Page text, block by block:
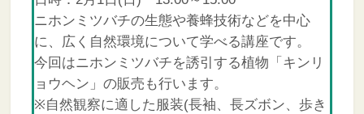
ニホンミツバチの生態や養蜂技術などを中心
に、広く自然環境について学べる講座です。
今回はニホンミツバチを誘引する植物「キンリ
ョウヘン」の販売も行います。
※自然観察に適した服装(⻑袖、⻑ズボン、歩き